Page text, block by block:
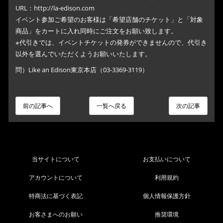
URL：http://la-edison.com
イベント参加ご希望のお客様は「希望店舗のチケット」と「対象
商品」をカートに入れ同時にご注文をお願い致します。
※代引きでは、イベントチケットの発券ができませんので、代引き
以外を選んでいただくようお願いいたします。
問）Like an Edison東京本店（03-3369-3119）
次の記事
一覧へ戻る
前の記事へ
当サイトについて お支払いについて
アカウントについて 利用規約
特商法に基づく表記 個人情報保護方針
お客さまへのお願い 推奨環境